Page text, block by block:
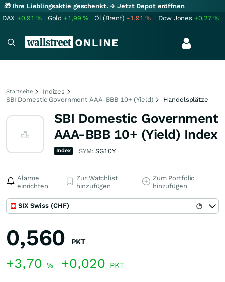
🎁 Ihre Lieblingsaktie geschenkt.→ Jetzt Depot eröffnen
DAX +0,91% Gold +1,99% Öl (Brent) -1,91% Dow Jones +0,27%
Startseite
Indizes
SBI Domestic Government AAA-BBB 10+ (Yield)
Handelsplätze
SBI Domestic Government
AAA-BBB 10+ (Yield) Index
Index SYM:SG10Y
Alarme
einrichten
Zur Watchlist
hinzufügen
Zum Portfolio
hinzufügen
SIX Swiss (CHF)
0,560 PKT
+3,70 % +0,020 PKT